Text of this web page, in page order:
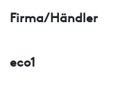
Firma/Händler
eco1